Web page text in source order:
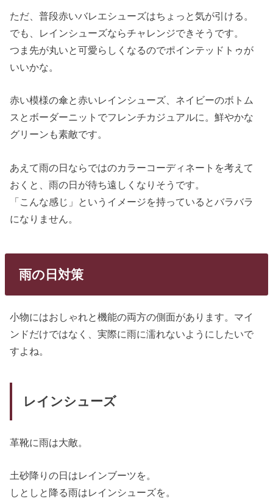
ただ、普段赤いバレエシューズはちょっと気が引ける。
でも、レインシューズならチャレンジできそうです。
つま先が丸いと可愛らしくなるのでポインテッドトゥが
いいかな。
赤い模様の傘と赤いレインシューズ、ネイビーのボトム
スとボーダーニットでフレンチカジュアルに。鮮やかな
グリーンも素敵です。
あえて雨の日ならではのカラーコーディネートを考えて
おくと、雨の日が待ち遠しくなりそうです。
「こんな感じ」というイメージを持っているとバラバラ
になりません。
雨の日対策
小物にはおしゃれと機能の両方の側面があります。マイ
ンドだけではなく、実際に雨に濡れないようにしたいで
すよね。
レインシューズ
革靴に雨は大敵。
土砂降りの日はレインブーツを。
しとしと降る雨はレインシューズを。